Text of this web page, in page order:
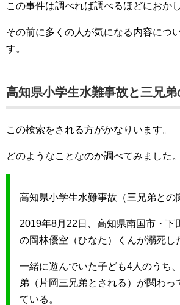
この事件は調べれば調べるほどにおか
その前に多くの人が気になる内容につ
す。
高知県小学生水難事故と三兄弟
この検索をされる方がかなりいます。
どのようなことなのか調べてみました。
高知県小学生水難事故（三兄弟との
2019年8月22日、高知県南国市・下
の岡林優空（ひなた）くんが溺死し
一緒に遊んでいた子ども4人のうち
弟（片岡三兄弟とされる）が関わっ
ている。